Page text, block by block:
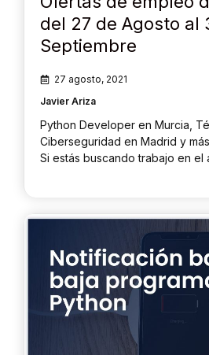
del 27 de Agosto al
Septiembre
27 agosto, 2021
Javier Ariza
Python Developer en Murcia,
Ciberseguridad en Madrid y
Si estás buscando trabajo en el